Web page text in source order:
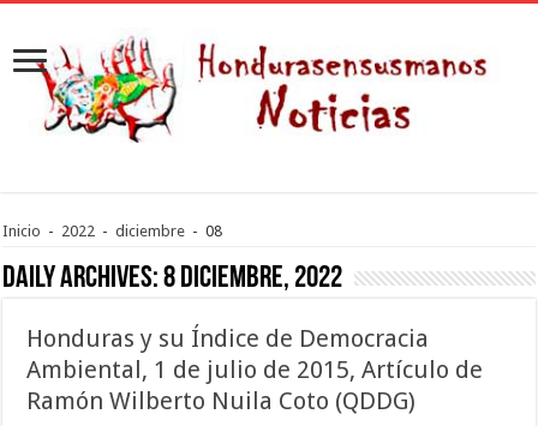
Inicio - 2022 - diciembre - 08
Daily Archives:8 diciembre, 2022
Honduras y su Índice de Democracia
Ambiental, 1 de julio de 2015, Artículo de
Ramón Wilberto Nuila Coto (QDDG)